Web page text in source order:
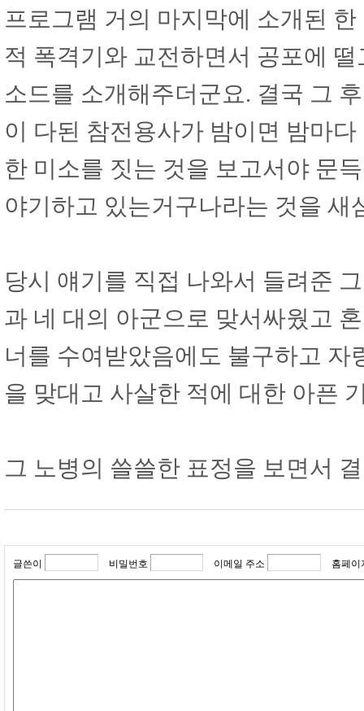
프로그램 거의 마지막에 소개된
적 폭격기와 교전하면서 공포에
소드를 소개해주더군요. 결국 그
이 다된 참전용사가 밤이면 밤마
한 미소를 짓는 것을 보고서야 문
야기하고 있는거구나라는 것을 새
당시 얘기를 직접 나와서 들려준
과 네 대의 아군으로 맞서싸웠고
너를 수여받았음에도 불구하고
을 맞대고 사살한 적에 대한 아픈
그 노병의 쓸쓸한 표정을 보면서
글쓴이 비밀번호 이메일 주소 홈페이